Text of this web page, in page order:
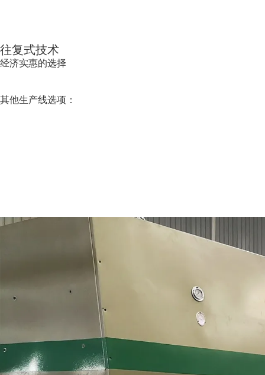
往复式技术
经济实惠的选择
其他生产线选项：